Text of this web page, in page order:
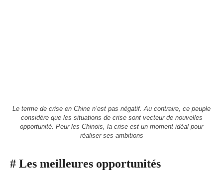
Le terme de crise en Chine n’est pas négatif. Au contraire, ce peuple
considère que les situations de crise sont vecteur de nouvelles
opportunité. Peur les Chinois, la crise est un moment idéal pour
réaliser ses ambitions
# Les meilleures opportunités